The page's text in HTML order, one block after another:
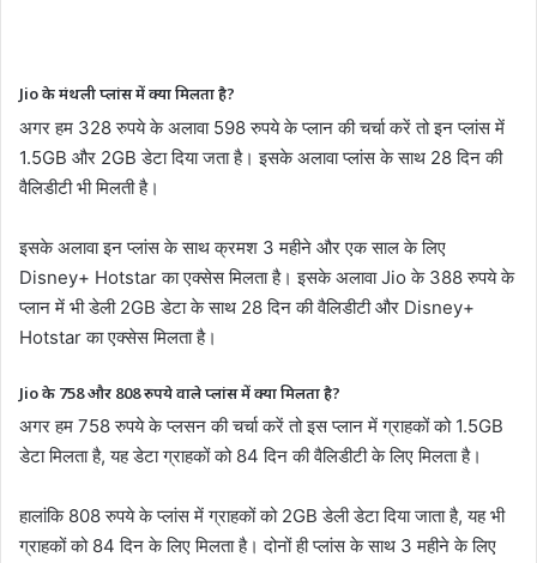
Jio के मंथली प्लांस में क्या मिलता है?
अगर हम 328 रुपये के अलावा 598 रुपये के प्लान की चर्चा करें तो इन प्लांस में
1.5GB और 2GB डेटा दिया जता है। इसके अलावा प्लांस के साथ 28 दिन की
वैलिडीटी भी मिलती है।
इसके अलावा इन प्लांस के साथ क्रमश 3 महीने और एक साल के लिए
Disney+ Hotstar का एक्सेस मिलता है। इसके अलावा Jio के 388 रुपये के
प्लान में भी डेली 2GB डेटा के साथ 28 दिन की वैलिडीटी और Disney+
Hotstar का एक्सेस मिलता है।
Jio के 758 और 808 रुपये वाले प्लांस में क्या मिलता है?
अगर हम 758 रुपये के प्लसन की चर्चा करें तो इस प्लान में ग्राहकों को 1.5GB
डेटा मिलता है, यह डेटा ग्राहकों को 84 दिन की वैलिडीटी के लिए मिलता है।
हालांकि 808 रुपये के प्लांस में ग्राहकों को 2GB डेली डेटा दिया जाता है, यह भी
ग्राहकों को 84 दिन के लिए मिलता है। दोनों ही प्लांस के साथ 3 महीने के लिए